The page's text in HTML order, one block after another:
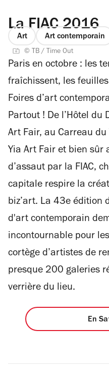
La FIAC 2016
Art Art contemporain
© TB / Time Out
Paris en octobre : les
fraîchissent, les
Foires d’art
Partout ! De l’Hôtel du
Art Fair, au Carreau
Yia Art Fair et bien sûr
d’assaut par la FIAC,
capitale respire la
biz’art. La 43e édition
d'art contemporain
incontournable pour
cortège d’artistes de
presque 200 galeries
verrière du lieu.
En